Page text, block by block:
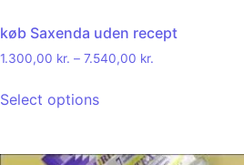
køb Saxenda uden recept
1.300,00 kr. – 7.540,00 kr.
Select options